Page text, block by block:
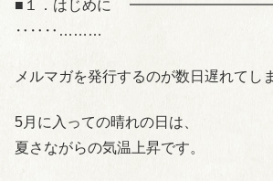
■１．はじめに
‥‥‥………
メルマガを発行するのが数日遅れてし
5月に入っての晴れの日は、
夏さながらの気温上昇です。